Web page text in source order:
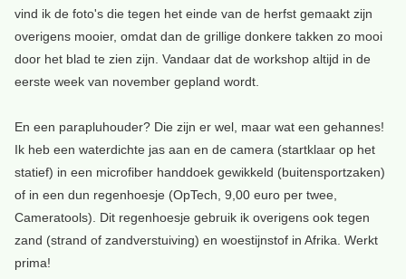
vind ik de foto's die tegen het einde van de herfst gemaakt zijn
overigens mooier, omdat dan de grillige donkere takken zo mooi
door het blad te zien zijn. Vandaar dat de workshop altijd in de
eerste week van november gepland wordt.
En een parapluhouder? Die zijn er wel, maar wat een gehannes!
Ik heb een waterdichte jas aan en de camera (startklaar op het
statief) in een microfiber handdoek gewikkeld (buitensportzaken)
of in een dun regenhoesje (OpTech, 9,00 euro per twee,
Cameratools). Dit regenhoesje gebruik ik overigens ook tegen
zand (strand of zandverstuiving) en woestijnstof in Afrika. Werkt
prima!